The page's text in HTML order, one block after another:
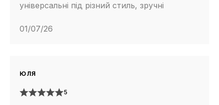
універсальні під різний стиль, зручні
01/07/26
юля
5